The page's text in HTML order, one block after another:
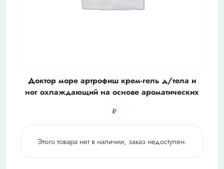
Доктор море артрофиш крем-гель д/тела и
ног охлаждающий на основе ароматических
₽
Этого товара нет в наличии, заказ недоступен.